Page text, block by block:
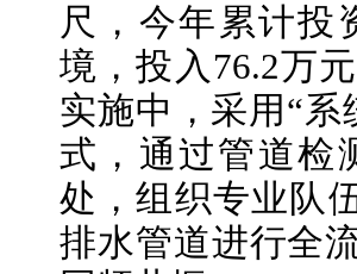
尺，今年累计投
境，投入76.2万
实施中，采用“
式，通过管道检
处，组织专业队
排水管道进行全